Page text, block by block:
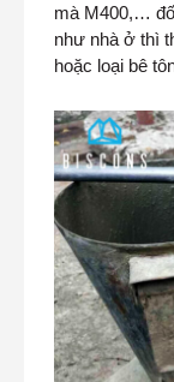
mà M400,…
như nhà ở thì
hoặc loại bê